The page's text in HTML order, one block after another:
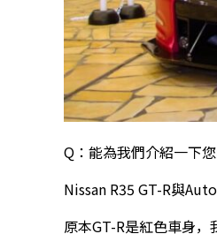
Q：能為我們介紹一下
Nissan R35 GT-R與
原本GT-R是紅色車身